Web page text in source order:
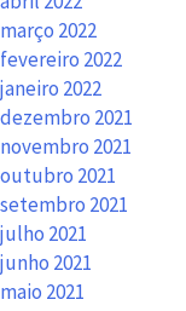
março 2022
fevereiro 2022
janeiro 2022
dezembro 2021
novembro 2021
outubro 2021
setembro 2021
julho 2021
junho 2021
maio 2021